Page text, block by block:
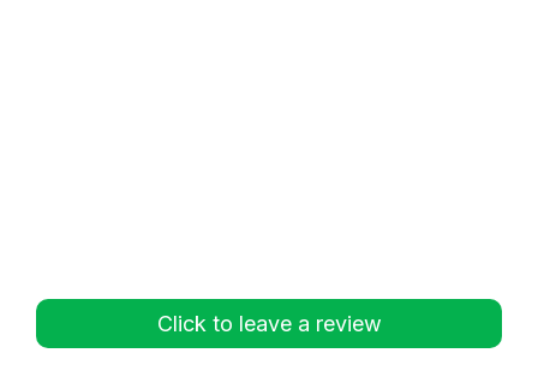
Click to leave a review